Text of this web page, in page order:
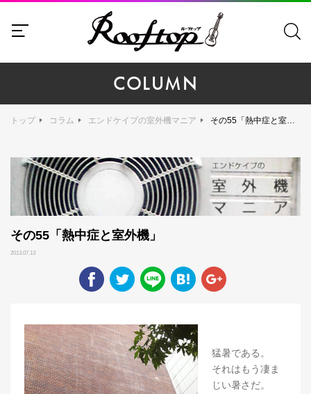
COLUMN
トップ コラム エンドケイプの室外機マニア その55「熱中症と室外機」
その55「熱中症と室外機」
2013.07.13
猛暑である。
それはもう凄ま
じい暑さだ。